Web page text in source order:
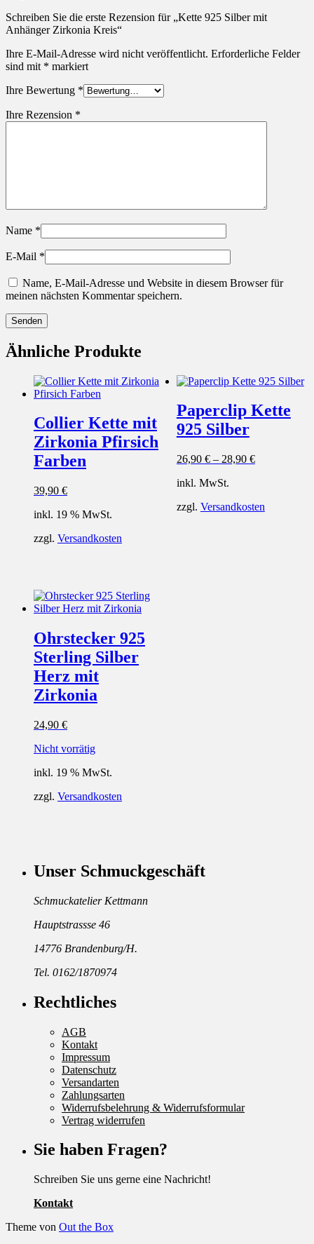
Schreiben Sie die erste Rezension für „Kette 925 Silber mit
Anhänger Zirkonia Kreis“
Ihre E-Mail-Adresse wird nicht veröffentlicht. Erforderliche Felder
sind mit * markiert
Ihre Bewertung *
Ihre Rezension *
Name *
E-Mail *
Name, E-Mail-Adresse und Website in diesem Browser für
meinen nächsten Kommentar speichern.
Ähnliche Produkte
Collier Kette mit
Zirkonia Pfirsich
Farben
39,90 €
inkl. 19 % MwSt.
zzgl. Versandkosten
Paperclip Kette
925 Silber
26,90 €– 28,90 €
inkl. MwSt.
zzgl. Versandkosten
Ohrstecker 925
Sterling Silber
Herz mit
Zirkonia
24,90 €
Nicht vorrätig
inkl. 19 % MwSt.
zzgl. Versandkosten
Unser Schmuckgeschäft
Schmuckatelier Kettmann
Hauptstrassse 46
14776 Brandenburg/H.
Tel. 0162/1870974
Rechtliches
AGB
Kontakt
Impressum
Datenschutz
Versandarten
Zahlungsarten
Widerrufsbelehrung & Widerrufsformular
Vertrag widerrufen
Sie haben Fragen?
Schreiben Sie uns gerne eine Nachricht!
Kontakt
Theme von Out the Box